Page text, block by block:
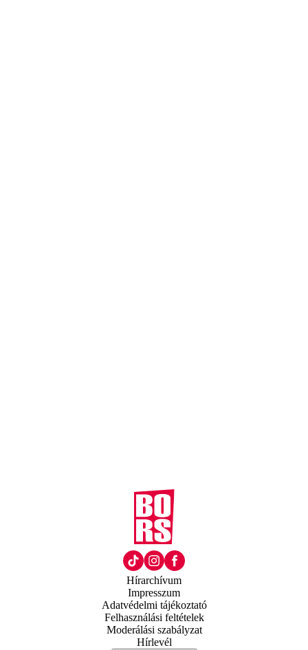
Hírarchívum
Impresszum
Adatvédelmi tájékoztató
Felhasználási feltételek
Moderálási szabályzat
Hírlevél